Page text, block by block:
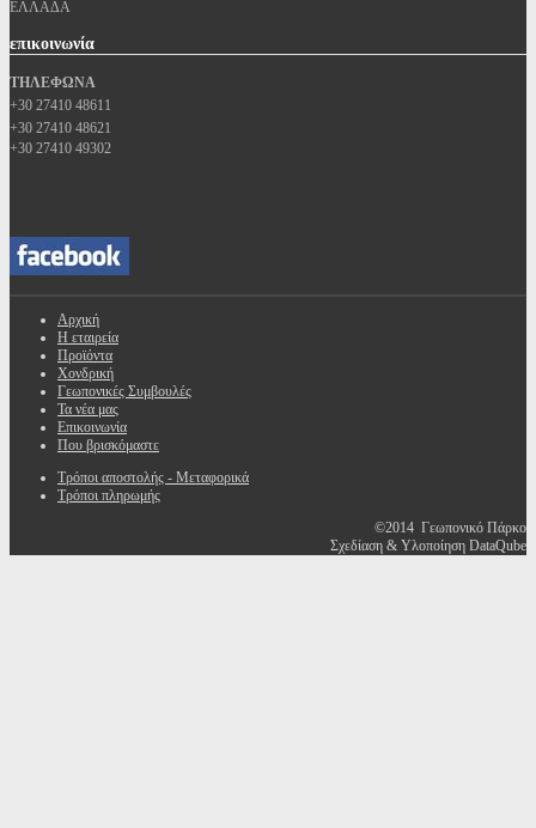
ΕΛΛΑΔΑ
επικοινωνία
ΤΗΛΕΦΩΝΑ
+30 27410 48611
+30 27410 48621
+30 27410 49302
Αρχική
Η εταιρεία
Προϊόντα
Χονδρική
Γεωπονικές Συμβουλές
Τα νέα μας
Επικοινωνία
Που βρισκόμαστε
Τρόποι αποστολής - Μεταφορικά
Τρόποι πληρωμής
©2014 Γεωπονικό Πάρκο
Σχεδίαση & Υλοποίηση DataQube